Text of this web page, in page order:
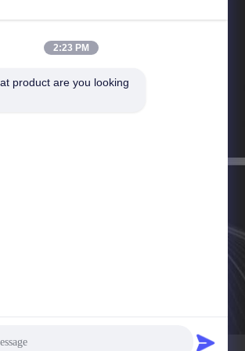
Industrial
wie möglich.
2:23 PM
product are you looking